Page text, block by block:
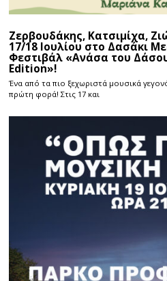
Ζερβουδάκης, Κατσιμίχα,
17/18 Ιουλίου στο Δασάκι
Φεστιβάλ «Ανάσα του
Edition»!
Ένα από τα πιο ξεχωριστά μουσικά
πρώτη φορά! Στις 17 και